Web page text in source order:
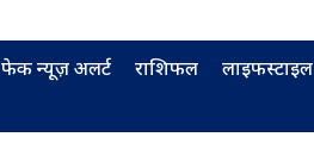
फेक न्यूज़ अलर्ट राशिफल लाइफस्टाइल